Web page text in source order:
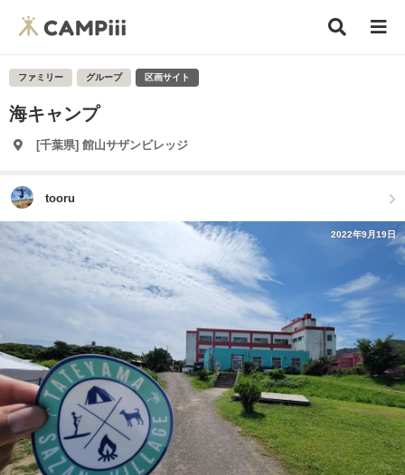
ファミリー グループ 区画サイト
海キャンプ
[千葉県] 館山サザンビレッジ
tooru
2022年9月19日